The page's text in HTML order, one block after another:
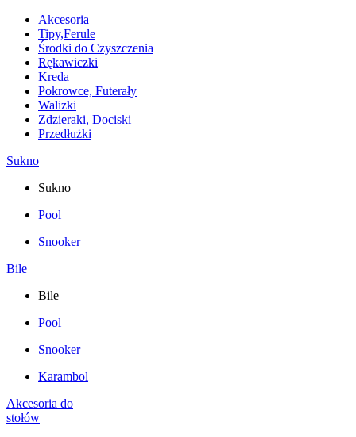
Akcesoria
Tipy,Ferule
Środki do Czyszczenia
Rękawiczki
Kreda
Pokrowce, Futerały
Walizki
Zdzieraki, Dociski
Przedłużki
Sukno
Sukno
Pool
Snooker
Bile
Bile
Pool
Snooker
Karambol
Akcesoria do
stołów